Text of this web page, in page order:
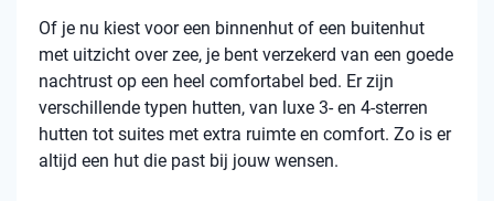
Of je nu kiest voor een binnenhut of een buitenhut
met uitzicht over zee, je bent verzekerd van een goede
nachtrust op een heel comfortabel bed. Er zijn
verschillende typen hutten, van luxe 3- en 4-sterren
hutten tot suites met extra ruimte en comfort. Zo is er
altijd een hut die past bij jouw wensen.